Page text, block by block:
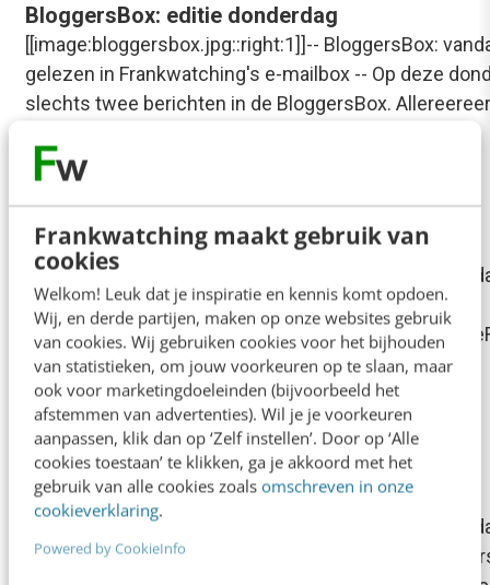
Frankwatching maakt gebruik van
cookies
Welkom! Leuk dat je inspiratie en kennis komt opdoen.
Wij, en derde partijen, maken op onze websites gebruik
van cookies. Wij gebruiken cookies voor het bijhouden
van statistieken, om jouw voorkeuren op te slaan, maar
ook voor marketingdoeleinden (bijvoorbeeld het
afstemmen van advertenties). Wil je je voorkeuren
aanpassen, klik dan op ‘Zelf instellen’. Door op ‘Alle
cookies toestaan’ te klikken, ga je akkoord met het
gebruik van alle cookies zoals omschreven in onze
cookieverklaring.
Powered by CookieInfo
BloggersBox: editie donderdag
[[image:bloggersbox.jpg::right:1]]-- BloggersBox:
gelezen in Frankwatching's e-mailbox -- Op deze
slechts twee berichten in de BloggersBox.
Frank Janssen
BloggersBox: editie woensdag
[[image:bloggersbox.jpg::right:1]]-- BloggersBox:
gelezen in Frankwatching's e-mailbox -- In deze
dinsdageditie van de BloggersBox nieuws van
over de beste financiële website…
Frank Janssen· 20 jaar geleden
ALLE ARTIKELEN
BloggersBox: editie dinsdag
[[image:bloggersbox.jpg::right:1]]-- BloggersBox:
gelezen in Frankwatching's e-mailbox -- In de